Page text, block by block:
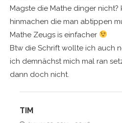
Magste die Mathe dinger
hinmachen die man abtippen
Mathe Zeugs is einfacher
Btw die Schrift wollte ich auch
ich demnächst mich mal ran
dann doch nicht.
TIM